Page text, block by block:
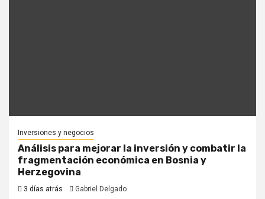
Inversiones y negocios
Análisis para mejorar la inversión y combatir la
fragmentación económica en Bosnia y
Herzegovina
3 días atrás Gabriel Delgado